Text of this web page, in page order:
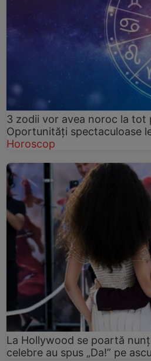
3 zodii vor avea noroc la tot
Oportunități spectaculoase
Horoscop
La Hollywood se poartă
celebre au spus „Da!” pe